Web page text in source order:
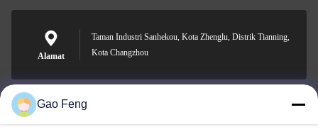
Alamat
Taman Industri Sanhekou, Kota Zhenglu, Distrik Tianning,
Kota Changzhou
suli@sulidry.com
Gao Feng